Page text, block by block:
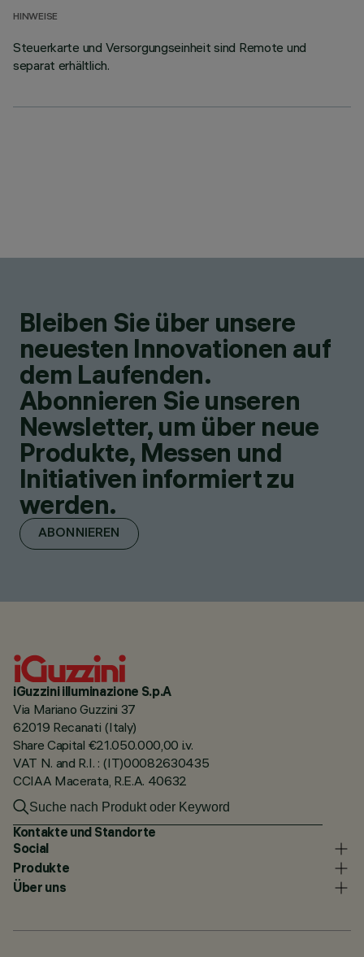
HINWEISE
Steuerkarte und Versorgungseinheit sind Remote und
separat erhältlich.
Bleiben Sie über unsere
neuesten Innovationen auf
dem Laufenden.
Abonnieren Sie unseren
Newsletter, um über neue
Produkte, Messen und
Initiativen informiert zu
werden.
ABONNIEREN
iGuzzini illuminazione S.p.A
Via Mariano Guzzini 37
62019 Recanati (Italy)
Share Capital €21.050.000,00 i.v.
VAT N. and R.I. : (IT)00082630435
CCIAA Macerata, R.E.A. 40632
Kontakte und Standorte
Social
Produkte
Über uns